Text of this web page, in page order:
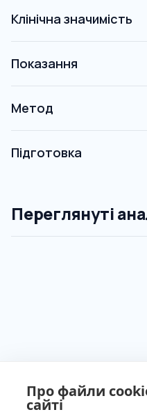
Про файли
сайті
Клінічна значимість
Показання
Метод
Підготовка
Переглянуті